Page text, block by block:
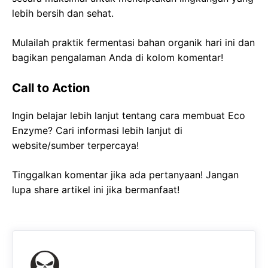
lebih bersih dan sehat.
Mulailah praktik fermentasi bahan organik hari ini dan
bagikan pengalaman Anda di kolom komentar!
Call to Action
Ingin belajar lebih lanjut tentang cara membuat Eco
Enzyme? Cari informasi lebih lanjut di
website/sumber terpercaya!
Tinggalkan komentar jika ada pertanyaan! Jangan
lupa share artikel ini jika bermanfaat!